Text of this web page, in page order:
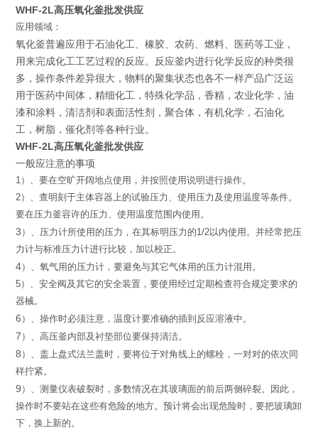
WHF-2L高压氧化釜批发供应
应用领域：
氧化釜普遍应用于石油化工、橡胶、农药、燃料、医药等工业，
用来完成化工工艺过程的反应。反应釜内进行化学反应的种类很
多，操作条件差异很大，物料的聚集状态也各不一样产品广泛运
用于医药中间体，精细化工，特殊化学品，香精，农业化学，油
漆和涂料，清洁剂和表面活性剂，聚合体，有机化学，石油化
工，树脂，催化剂等各种行业。
WHF-2L高压氧化釜批发供应
一般应注意的事项
1） 、要在空旷开阔地点使用，并按照使用说明进行操作。
2） 、查明刻于主体容器上的试验压力、使用压力及使用温度等条件。
要在压力釜容许的压力、使用温度范围内使用。
3 ） 、压力计所使用的压力，在其标明压力的1/2以内使用。并经常把压
力计与标准压力计进行比较，加以校正。
4）、氧气用的压力计，要避免与其它气体用的压力计混用。
5） 、安全阀及其它的安全装置，要使用经过定期检查符合规定要求的
器械。
6 ）、操作时必须注意，温度计要准确的插到反应溶液中。
7 ）、高压釜内部及衬垫部位要保持清洁。
8 ） 、盖上盘式法兰盖时，要将位于对角线上的螺栓，一对对的依次同
样拧紧。
9 ） 、测量仪表破裂时，多数情况在其玻璃面的前后两侧碎裂。因 此，
操作时不要站在这些有危险的地方。预计将会出现危险时，要把玻璃卸
下，换上新的。